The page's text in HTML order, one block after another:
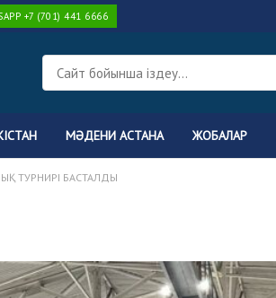
+7 (701) 441 6666
МӘДЕНИ АСТАНА ЖОБАЛАР
ТУРНИРІ БАСТАЛДЫ